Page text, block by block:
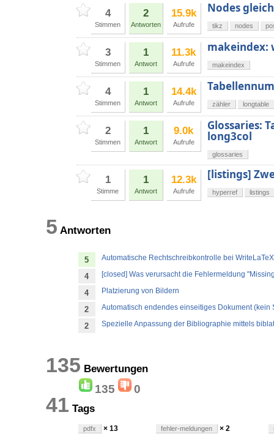
4
Stimmen
2
Antworten
15.9k
Aufrufe
Nodes
tikz nodes
3
Stimmen
1
Antwort
11.3k
Aufrufe
makeindex:
makeindex
4
Stimmen
1
Antwort
14.4k
Aufrufe zähler longtable
2
Stimmen
1
Antwort
9.0k
Aufrufe
Glossaries:
long3col
glossaries
1
Stimme
1
Antwort
12.3k
Aufrufe
[listings]
hyperref listings
5 Antworten
5 Automatische Rechtschreibkontrolle bei
4 [closed] Was verursacht die Fehlermeldung
4 Platzierung von Bildern
2 Automatisch endendes einseitiges Dokument
2 Spezielle Anpassung der Bibliographie mittels
135 Bewertungen
135 0
41 Tags
pdfx × 13 fehler-meldungen × 2